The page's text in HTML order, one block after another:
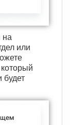
на
или
будет